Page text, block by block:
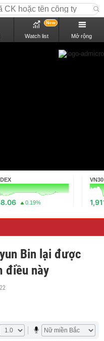
Watch list
New
Mở rộng
0.19%
VN30
Bin lại được
điều này